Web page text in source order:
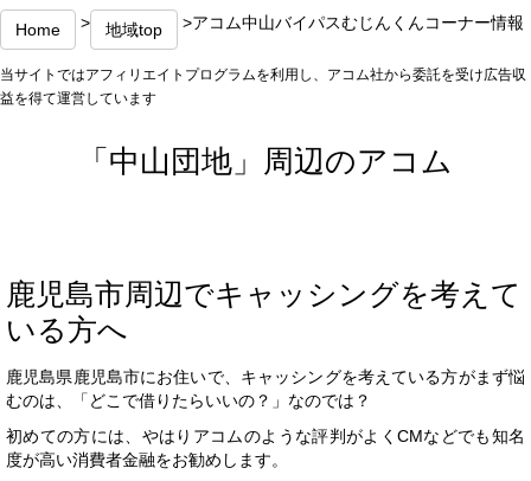
Home > 地域top >アコム中山バイパスむじんくんコーナー情報
当サイトではアフィリエイトプログラムを利用し、アコム社から委託を受け広告収
益を得て運営しています
「中山団地」周辺のアコム
鹿児島市周辺でキャッシングを考えて
いる方へ
鹿児島県鹿児島市にお住いで、キャッシングを考えている方がまず悩
むのは、「どこで借りたらいいの？」なのでは？
初めての方には、やはりアコムのような評判がよくCMなどでも知名
度が高い消費者金融をお勧めします。